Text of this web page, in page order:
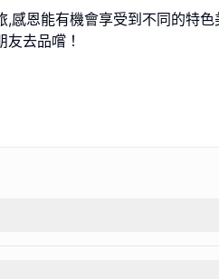
感恩能有機會享受到不同的特色